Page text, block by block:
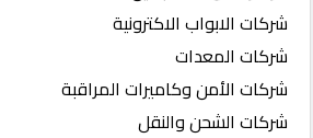
شركات الابواب الاكترونية
شركات المعدات
شركات الأمن وكاميرات المراقبة
شركات الشحن والنقل